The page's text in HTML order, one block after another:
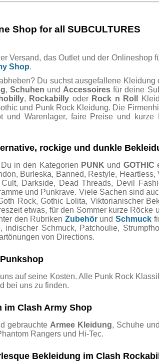
Shop for all SUBCULTURES
Versand, das Outlet und der
Shop.
Du suchst ausgefallene
, Schuhen undAccessoires für deine
, Rockabilly oder Rock n Roll
und Punk Rock Kleidung. Die
und Warenlager, faire Preise und
rockige und dunkle
in den Kategorien PUNK und GOTHIC
Burleska, Banned, Restyle,
Darkside, Dead Threads, Devil
und Punkrave. Viele Sachen sind
Rock, Gothic Lolita, Viktorianischer
etwas, für den Sommer kurze
den Rubriken ZubehörundSchmuck
indischer Schmuck, Patchoulie,
von Directions.
auf seine Kosten. Alle Punk Rock
bei uns zu finden.
im Clash Army Shop
gebrauchteArmee Kleidung, Schuhe und
Rangers und Hi-Tec.
Bekleidung im Clash